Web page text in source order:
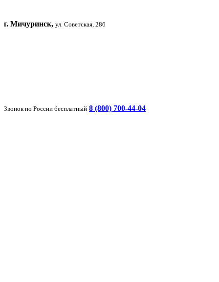
г. Мичуринск, ул. Советская, 286
Звонок по России бесплатный 8 (800) 700-44-04